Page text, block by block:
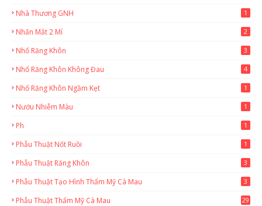
Nhà Thương GNH 1
Nhấn Mắt 2 Mí 2
Nhổ Răng Khôn 3
Nhổ Răng Khôn Không Đau 4
Nhổ Răng Khôn Ngầm Kẹt 1
Nướu Nhiễm Màu 1
Ph 1
Phẫu Thuật Nốt Ruồi 1
Phẫu Thuật Răng Khôn 3
Phẫu Thuật Tạo Hình Thẩm Mỹ Cà Mau 3
Phẫu Thuật Thẩm Mỹ Cà Mau
29